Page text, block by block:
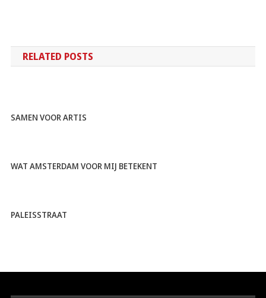
RELATED POSTS
SAMEN VOOR ARTIS
WAT AMSTERDAM VOOR MIJ BETEKENT
PALEISSTRAAT